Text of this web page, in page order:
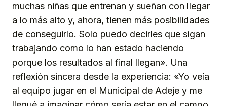
muchas niñas que entrenan y sueñan con llegar
a lo más alto y, ahora, tienen más posibilidades
de conseguirlo. Solo puedo decirles que sigan
trabajando como lo han estado haciendo
porque los resultados al final llegan». Una
reflexión sincera desde la experiencia: «Yo veía
al equipo jugar en el Municipal de Adeje y me